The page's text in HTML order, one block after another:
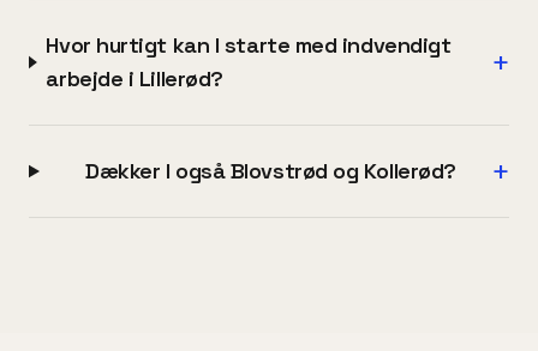
Hvor hurtigt kan I starte med indvendigt
arbejde i Lillerød?
+
Dækker I også Blovstrød og Kollerød? +